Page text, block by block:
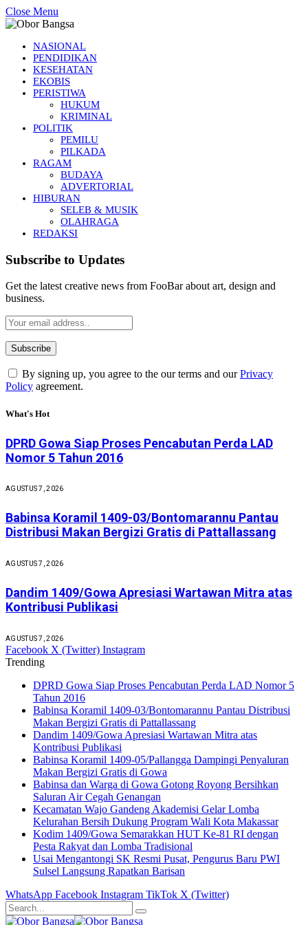
Close Menu
NASIONAL
PENDIDIKAN
KESEHATAN
EKOBIS
PERISTIWA
HUKUM
KRIMINAL
POLITIK
PEMILU
PILKADA
RAGAM
BUDAYA
ADVERTORIAL
HIBURAN
SELEB & MUSIK
OLAHRAGA
REDAKSI
Subscribe to Updates
Get the latest creative news from FooBar about art, design and
business.
By signing up, you agree to the our terms and ourPrivacy
Policy agreement.
What's Hot
DPRD Gowa Siap Proses Pencabutan Perda LAD
Nomor 5 Tahun 2016
AGUSTUS 7, 2026
Babinsa Koramil 1409-03/Bontomarannu Pantau
Distribusi Makan Bergizi Gratis di Pattallassang
AGUSTUS 7, 2026
Dandim 1409/Gowa Apresiasi Wartawan Mitra atas
Kontribusi Publikasi
AGUSTUS 7, 2026
Facebook X (Twitter) Instagram
Trending
DPRD Gowa Siap Proses Pencabutan Perda LAD Nomor 5
Tahun 2016
Babinsa Koramil 1409-03/Bontomarannu Pantau Distribusi
Makan Bergizi Gratis di Pattallassang
Dandim 1409/Gowa Apresiasi Wartawan Mitra atas
Kontribusi Publikasi
Babinsa Koramil 1409-05/Pallangga Dampingi Penyaluran
Makan Bergizi Gratis di Gowa
Babinsa dan Warga di Gowa Gotong Royong Bersihkan
Saluran Air Cegah Genangan
Kecamatan Wajo Gandeng Akademisi Gelar Lomba
Kelurahan Bersih Dukung Program Wali Kota Makassar
Kodim 1409/Gowa Semarakkan HUT Ke-81 RI dengan
Pesta Rakyat dan Lomba Tradisional
Usai Mengantongi SK Resmi Pusat, Pengurus Baru PWI
Sulsel Langsung Rapatkan Barisan
WhatsApp Facebook Instagram TikTok X (Twitter)